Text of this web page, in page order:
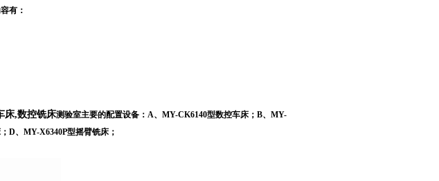
有：
床,数控铣床测验室主要的配置设备： A、MY-CK6140型数控车床； B、 MY-
；D、MY-X6340P型摇臂铣床；